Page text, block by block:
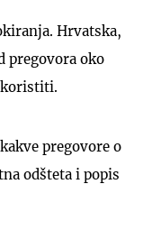
Hrvatska,
pregovora oko
pregovore o
odšteta i popis